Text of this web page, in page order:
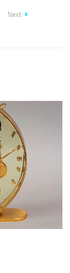
Next